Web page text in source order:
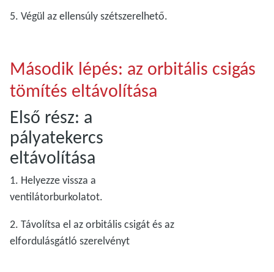
5. Végül az ellensúly szétszerelhető.
Második lépés: az orbitális csigás
tömítés eltávolítása
Első rész: a
pályatekercs
eltávolítása
1. Helyezze vissza a
ventilátorburkolatot.
2. Távolítsa el az orbitális csigát és az
elfordulásgátló szerelvényt